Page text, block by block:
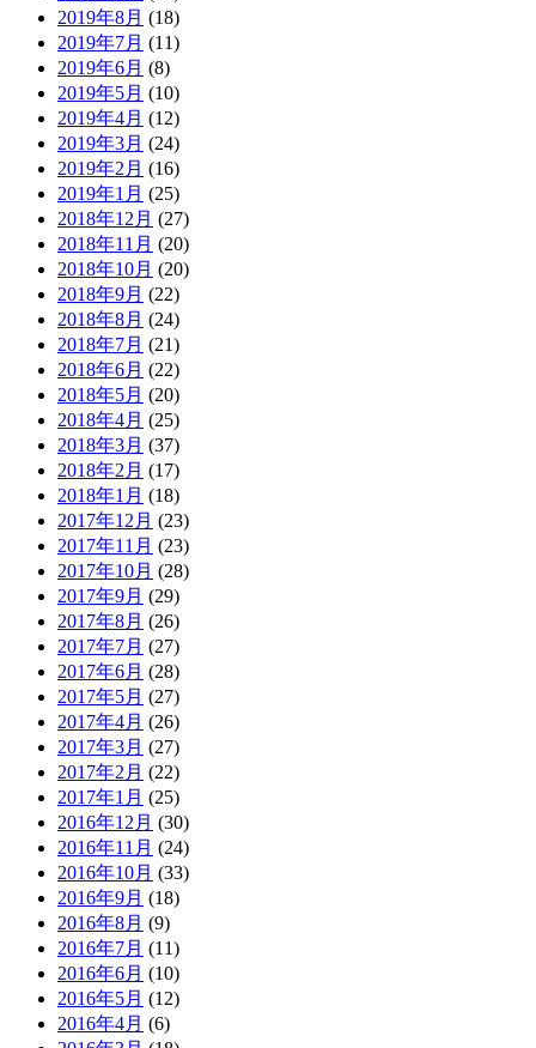
2019年8月 (18)
2019年7月 (11)
2019年6月 (8)
2019年5月 (10)
2019年4月 (12)
2019年3月 (24)
2019年2月 (16)
2019年1月 (25)
2018年12月 (27)
2018年11月 (20)
2018年10月 (20)
2018年9月 (22)
2018年8月 (24)
2018年7月 (21)
2018年6月 (22)
2018年5月 (20)
2018年4月 (25)
2018年3月 (37)
2018年2月 (17)
2018年1月 (18)
2017年12月 (23)
2017年11月 (23)
2017年10月 (28)
2017年9月 (29)
2017年8月 (26)
2017年7月 (27)
2017年6月 (28)
2017年5月 (27)
2017年4月 (26)
2017年3月 (27)
2017年2月 (22)
2017年1月 (25)
2016年12月 (30)
2016年11月 (24)
2016年10月 (33)
2016年9月 (18)
2016年8月 (9)
2016年7月 (11)
2016年6月 (10)
2016年5月 (12)
2016年4月 (6)